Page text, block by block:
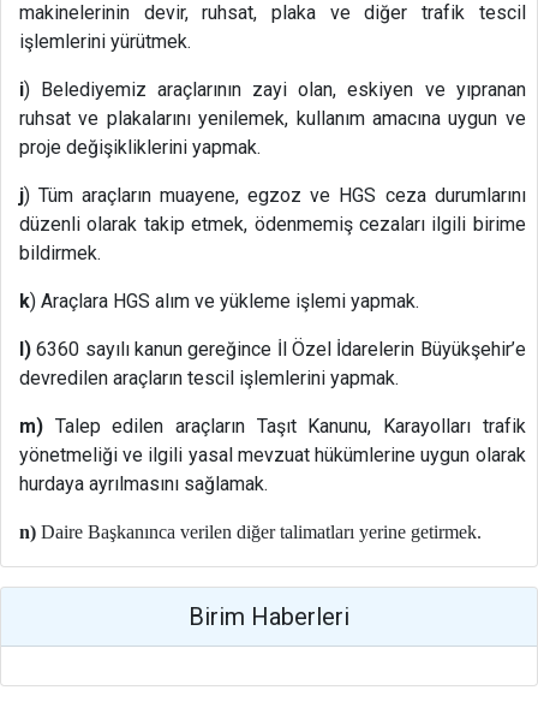
makinelerinin devir, ruhsat, plaka ve diğer trafik tescil
işlemlerini yürütmek.
i) Belediyemiz araçlarının zayi olan, eskiyen ve yıpranan
ruhsat ve plakalarını yenilemek, kullanım amacına uygun ve
proje değişikliklerini yapmak.
j) Tüm araçların muayene, egzoz ve HGS ceza durumlarını
düzenli olarak takip etmek, ödenmemiş cezaları ilgili birime
bildirmek.
k) Araçlara HGS alım ve yükleme işlemi yapmak.
l)6360 sayılı kanun gereğince İl Özel İdarelerin Büyükşehir’e
devredilen araçların tescil işlemlerini yapmak.
m) Talep edilen araçların Taşıt Kanunu, Karayolları trafik
yönetmeliği ve ilgili yasal mevzuat hükümlerine uygun olarak
hurdaya ayrılmasını sağlamak.
n) Daire Başkanınca verilen diğer talimatları yerine getirmek.
Birim Haberleri